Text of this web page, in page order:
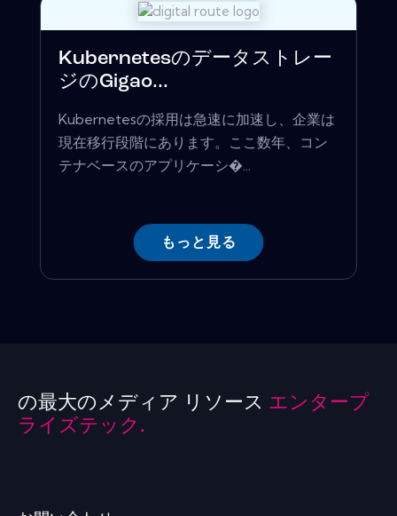
Kubernetesのデータストレー
ジのGigao...
Kubernetesの採用は急速に加速し、企業は
現在移行段階にあります。ここ数年、コン
テナベースのアプリケーシ�...
もっと見る
の最大のメディア リソース エンタープ
ライズテック.